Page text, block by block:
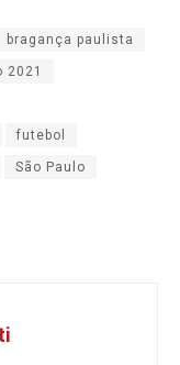
bragança paulista
2021
futebol
São Paulo